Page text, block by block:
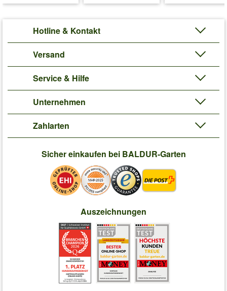
Hotline & Kontakt
Versand
Service & Hilfe
Unternehmen
Zahlarten
Sicher einkaufen bei BALDUR-Garten
Auszeichnungen